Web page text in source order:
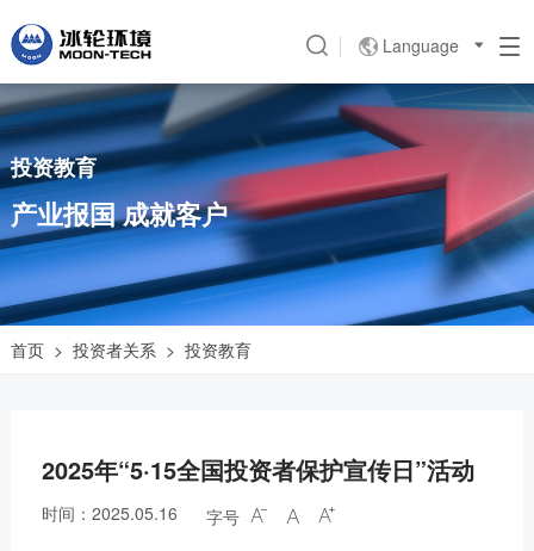
Language 
投资教育
产业报国 成就客户
首页 > 投资者关系 > 投资教育
2025年“5·15全国投资者保护宣传日”活动
时间：2025.05.16 字号   